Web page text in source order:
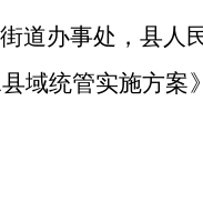
道办事处，县人
县域统管实施方